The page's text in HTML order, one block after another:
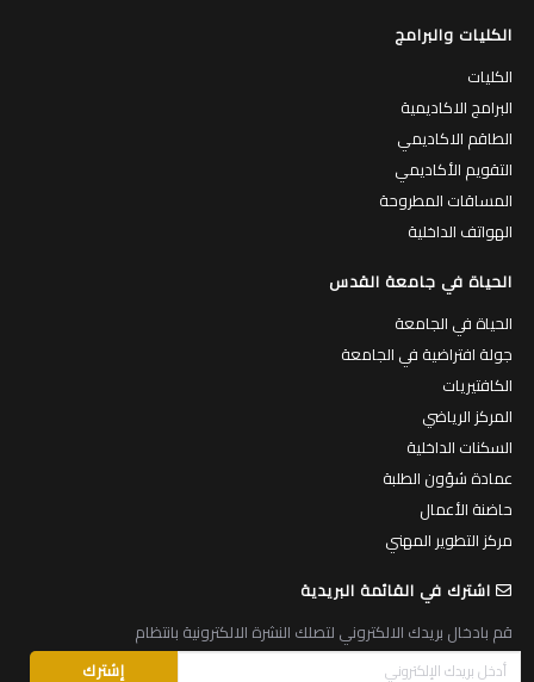
الكليات والبرامج
الكليات
البرامج الاكاديمية
الطاقم الاكاديمي
التقويم الأكاديمي
المساقات المطروحة
الهواتف الداخلية
الحياة في جامعة القدس
الحياة في الجامعة
جولة افتراضية في الجامعة
الكافتيريات
المركز الرياضي
السكنات الداخلية
عمادة شؤون الطلبة
حاضنة الأعمال
مركز التطوير المهني
اشترك في القائمة البريدية
قم بادخال بريدك الالكتروني لتصلك النشرة الالكترونية بانتظام